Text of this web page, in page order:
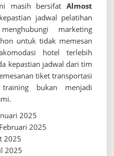
masih bersifat Almost
jadwal pelatihan
marketing
untuk tidak memesan
hotel terlebih
kepastian jadwal dari tim
tiket transportasi
bukan menjadi
2025
2025
2025
2025